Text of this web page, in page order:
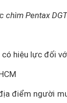
chìm Pentax
hiệu lực đối
điểm người